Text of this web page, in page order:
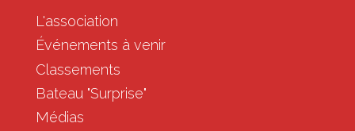
L'association
Événements à venir
Classements
Bateau "Surprise"
Médias